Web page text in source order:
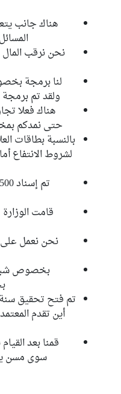
هناك جانب
نحن نرقب
ولقد تم
هناك فعلا
حتى نمدكم
بالنسبة بطاقات
قامت
نحن نعمل على
بخصوص
أين تقدم
قمنا بعد
سوى مسن